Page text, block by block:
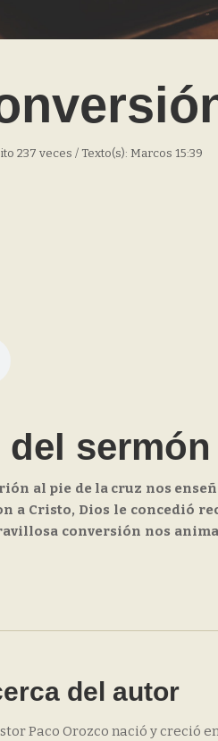
237 veces / Texto(s): Marcos 15:39
del sermón
al pie de la cruz nos
a Cristo, Dios le concedió
conversión nos
del autor
Paco Orozco nació y creció